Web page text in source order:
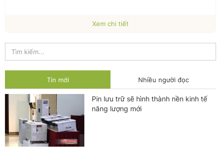
Xem chi tiết
Tin mới Nhiều người đọc
Pin lưu trữ sẽ hình thành nền kinh tế
năng lượng mới